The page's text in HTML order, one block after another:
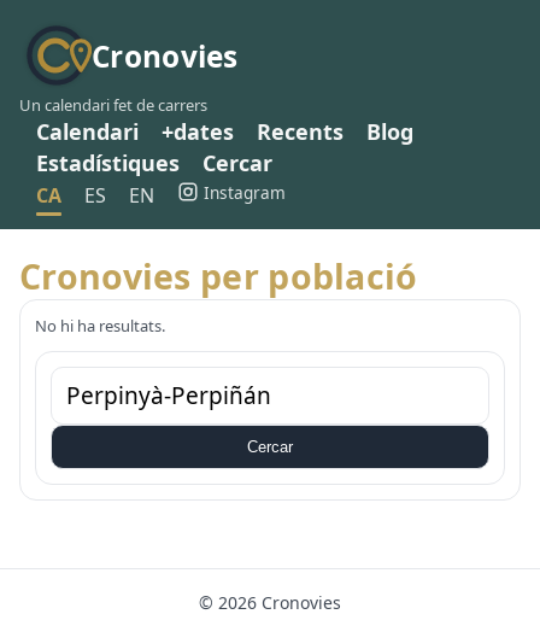
Cronovies
Un calendari fet de carrers
Calendari +dates Recents
Blog
Estadístiques
Cercar
CA ES EN Instagram
Cronovies per població
No hi ha resultats.
Cercar
© 2026 Cronovies